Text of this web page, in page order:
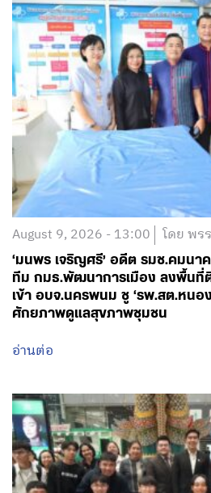
August 9, 2026 - 13:00 โดย พร
‘มนพร เจริญศรี’ อดีต รมช.คมนา
ทีม กมธ.พัฒนาการเมือง ลงพื้นที่
เข้า อบจ.นครพนม ชู ‘รพ.สต.หนอง
ศักยภาพดูแลสุขภาพชุมชน
อ่านต่อ